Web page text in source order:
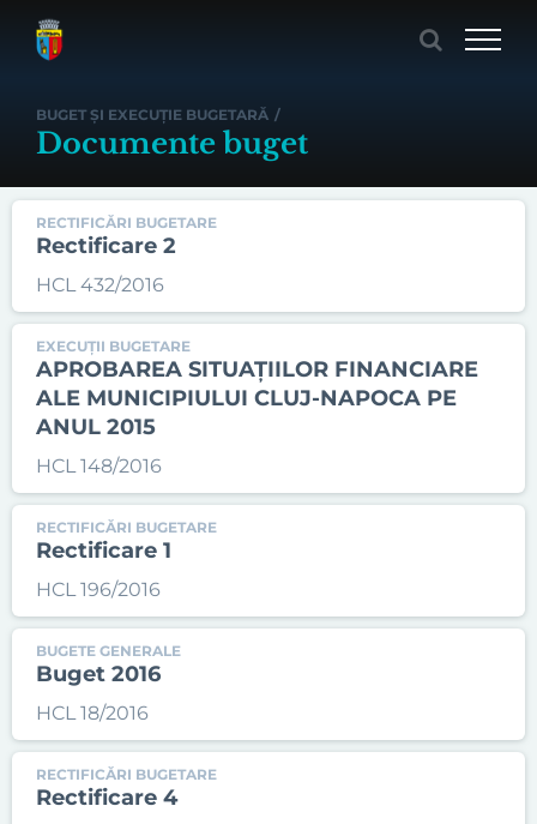
BUGET ȘI EXECUȚIE BUGETARĂ /
Documente buget
RECTIFICĂRI BUGETARE
Rectificare 2
HCL 432/2016
EXECUȚII BUGETARE
APROBAREA SITUAȚIILOR FINANCIARE
ALE MUNICIPIULUI CLUJ-NAPOCA PE
ANUL 2015
HCL 148/2016
RECTIFICĂRI BUGETARE
Rectificare 1
HCL 196/2016
BUGETE GENERALE
Buget 2016
HCL 18/2016
RECTIFICĂRI BUGETARE
Rectificare 4